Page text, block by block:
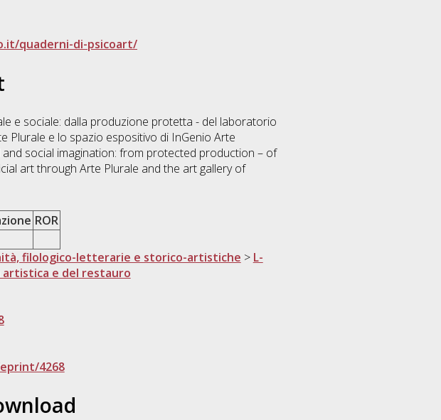
quaderni-di-psicoart/
e sociale: dalla produzione protetta - del laboratorio
Plurale e lo spazio espositivo di InGenio Arte
social imagination: from protected production – of
art through Arte Plurale and the art gallery of
ROR
filologico-letterarie e storico-artistiche > L-
artistica e del restauro
4268